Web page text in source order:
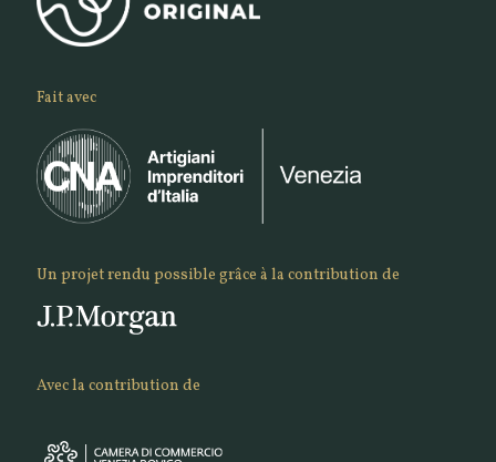
Fait avec
Un projet rendu possible grâce à la contribution de
Avec la contribution de